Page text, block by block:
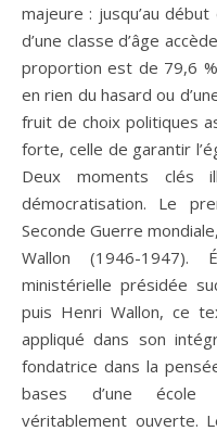
majeure : jusqu’au
d’une classe d’âge
proportion est de 79,6
en rien du hasard ou
fruit de choix politiques
forte, celle de garantir
Deux moments clés
démocratisation. Le
Seconde Guerre
Wallon (1946-1947).
ministérielle présidée
puis Henri Wallon, ce
appliqué dans son
fondatrice dans la
bases d’une école
véritablement ouverte.